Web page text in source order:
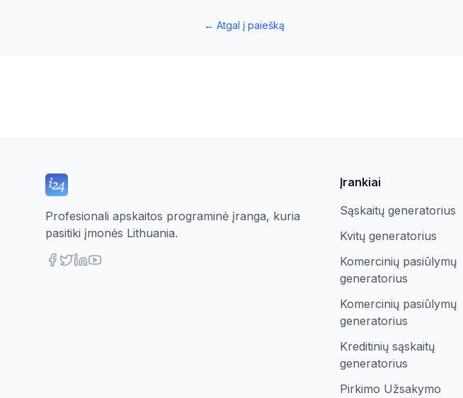
← Atgal į paiešką
Profesionali apskaitos programinė įranga, kuria
pasitiki įmonės Lithuania.
Įrankiai
Sąskaitų generatorius
Kvitų generatorius
Komercinių pasiūlymų
generatorius
Komercinių pasiūlymų
generatorius
Kreditinių sąskaitų
generatorius
Pirkimo Užsakymo